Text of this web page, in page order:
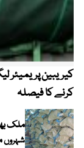
کرنے کا فیصلہ
ملک
شہروں میں 20 کلو تھیلا